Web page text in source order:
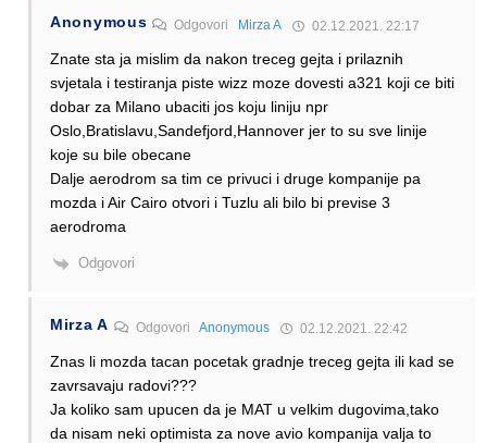
Anonymous Odgovori Mirza A 02.12.2021. 22:17
Znate sta ja mislim da nakon treceg gejta i prilaznih
svjetala i testiranja piste wizz moze dovesti a321 koji ce biti
dobar za Milano ubaciti jos koju liniju npr
Oslo,Bratislavu,Sandefjord,Hannover jer to su sve linije
koje su bile obecane
Dalje aerodrom sa tim ce privuci i druge kompanije pa
mozda i Air Cairo otvori i Tuzlu ali bilo bi previse 3
aerodroma
Odgovori
Mirza A Odgovori Anonymous 02.12.2021. 22:42
Znas li mozda tacan pocetak gradnje treceg gejta ili kad se
zavrsavaju radovi???
Ja koliko sam upucen da je MAT u velkim dugovima,tako
da nisam neki optimista za nove avio kompanija valja to